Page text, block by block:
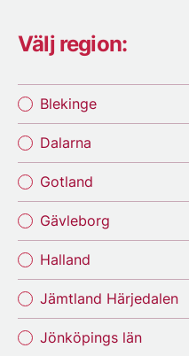
Välj region:
Blekinge
Dalarna
Gotland
Gävleborg
Halland
Jämtland Härjedalen
Jönköpings län